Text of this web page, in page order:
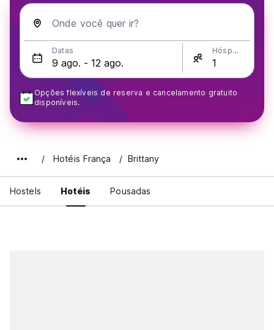
Onde você quer ir?
Datas Hóspedes
Opções flexíveis de reserva e cancelamento gratuito
disponíveis.
Hotéis França Brittany
Hostels Hotéis Pousadas